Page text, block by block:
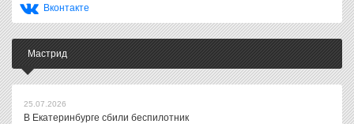
Вконтакте
Мастрид
25.07.2026
В Екатеринбурге сбили беспилотник